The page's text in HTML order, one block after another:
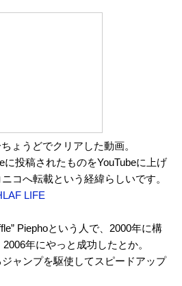
ょうどでクリアした動画。
に投稿されたものをYouTubeに上げ
コへ転載という経緯らしいです。
LIFE
Piephoという人で、2000年に構
年にやっと成功したとか。
ャンプを駆使してスピードアップ